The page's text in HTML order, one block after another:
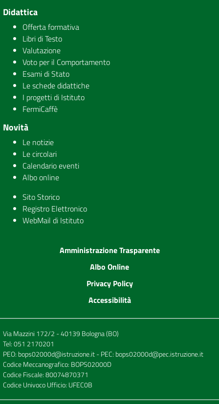
Didattica
Offerta formativa
Libri di Testo
Valutazione
Voto per il Comportamento
Esami di Stato
Le schede didattiche
I progetti di Istituto
FermiCaffè
Novità
Le notizie
Le circolari
Calendario eventi
Albo online
Sito Storico
Registro Elettronico
WebMail di Istituto
Amministrazione Trasparente
Albo Online
Privacy Policy
Accessibilità
Via Mazzini 172/2 - 40139 Bologna (BO)
Tel:051 2170201
PEO: bops02000d@istruzione.it- PEC: bops02000d@pec.istruzione.it
Codice Meccanografico: BOPS02000D
Codice Fiscale: 80074870371
Codice Univoco Ufficio: UFEC0B